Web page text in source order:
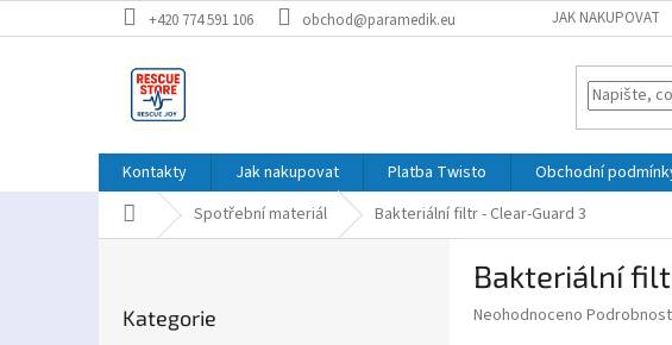
na
+420 774 591 106 obchod@paramedik.eu JAK NAKUPOVAT
Kontakty Jak nakupovat Platba Twisto Obchodní
Domů Spotřební materiál Bakteriální filtr - Clear-Guard 3
kategorie
Kategorie
Bakteriální
Průměrné
Neohodnoceno